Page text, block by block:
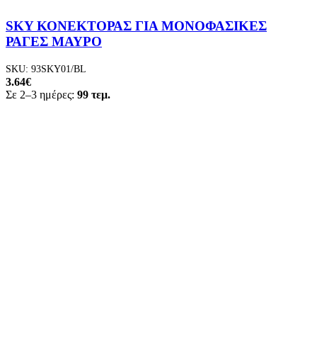
SKY ΚΟΝΕΚΤΟΡΑΣ ΓΙΑ ΜΟΝΟΦΑΣΙΚΕΣ
ΡΑΓΕΣ ΜΑΥΡΟ
SKU: 93SKY01/BL
3.64€
Σε 2–3 ημέρες: 99 τεμ.